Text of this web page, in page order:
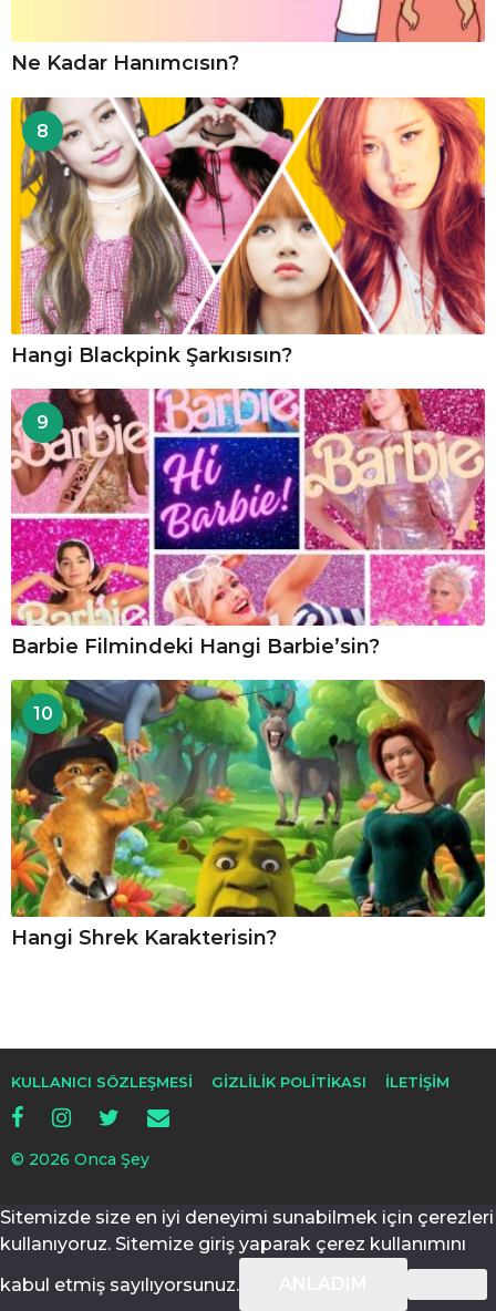
Ne Kadar Hanımcısın?
8
Hangi Blackpink Şarkısısın?
9
Barbie Filmindeki Hangi Barbie’sin?
10
Hangi Shrek Karakterisin?
KULLANICI SÖZLEŞMESI GIZLILIK POLITIKASI İLETIŞIM
© 2026 Onca Şey
Sitemizde size en iyi deneyimi sunabilmek için çerezleri
kullanıyoruz. Sitemize giriş yaparak çerez kullanımını
kabul etmiş sayılıyorsunuz.